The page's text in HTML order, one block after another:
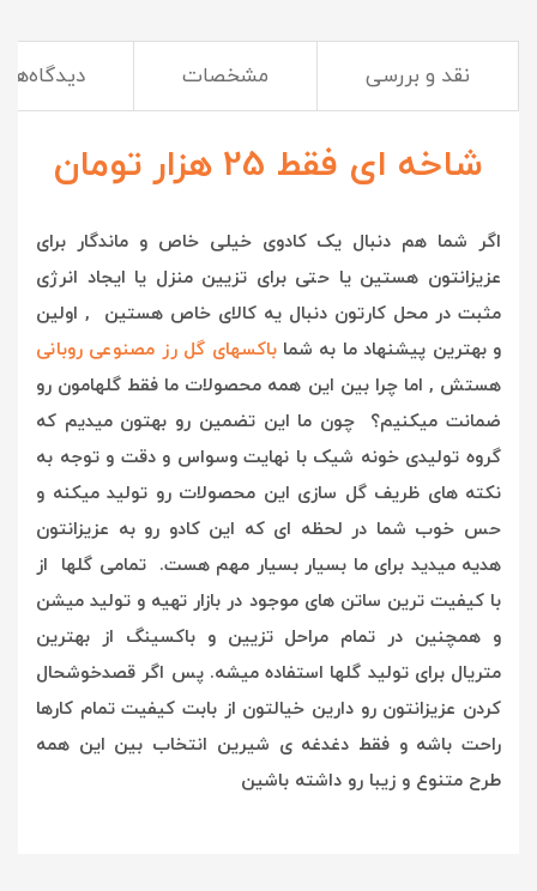
نقد و بررسی مشخصات دیدگاه‌ها
شاخه ای فقط 25 هزار تومان
اگر شما هم دنبال یک کادوی خیلی خاص و ماندگار برای
عزیزانتون هستین یا حتی برای تزیین منزل یا ایجاد انرژی
مثبت در محل کارتون دنبال یه کالای خاص هستین , اولین
و بهترین پیشنهاد ما به شماباکسهای گل رز مصنوعی روبانی
هستش , اما چرا بین این همه محصولات ما فقط گلهامون رو
ضمانت میکنیم؟ چون ما این تضمین رو بهتون میدیم که
گروه تولیدی خونه شیک با نهایت وسواس و دقت و توجه به
نکته های ظریف گل سازی این محصولات رو تولید میکنه و
حس خوب شما در لحظه ای که این کادو رو به عزیزانتون
هدیه میدید برای ما بسیار بسیار مهم هست. تمامی گلها از
با کیفیت ترین ساتن های موجود در بازار تهیه و تولید میشن
و همچنین در تمام مراحل تزیین و باکسینگ از بهترین
متریال برای تولید گلها استفاده میشه. پس اگر قصدخوشحال
کردن عزیزانتون رو دارین خیالتون از بابت کیفیت تمام کارها
راحت باشه و فقط دغدغه ی شیرین انتخاب بین این همه
طرح متنوع و زیبا رو داشته باشین